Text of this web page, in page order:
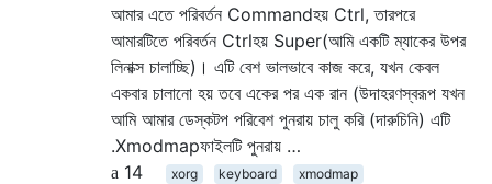
আমার এতে পরিবর্তন Commandহয় Ctrl, তারপরে
আমারটিতে পরিবর্তন Ctrlহয় Super(আমি একটি ম্যাকের উপর
লিনাক্স চালাচ্ছি)। এটি বেশ ভালভাবে কাজ করে, যখন কেবল
একবার চালানো হয় তবে একের পর এক রান (উদাহরণস্বরূপ যখন
আমি আমার ডেস্কটপ পরিবেশ পুনরায় চালু করি (দারুচিনি) এটি
.Xmodmapফাইলটি পুনরায় …
14
xorg keyboard xmodmap